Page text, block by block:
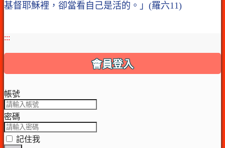
基督耶穌裡，卻當看自己是活的。」(羅六11)
:::
會員登入
帳號
密碼
記住我